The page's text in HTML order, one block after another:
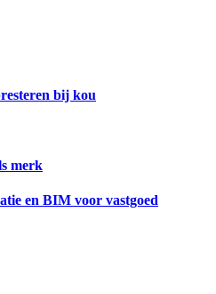
bij kou
merk
en BIM voor vastgoed